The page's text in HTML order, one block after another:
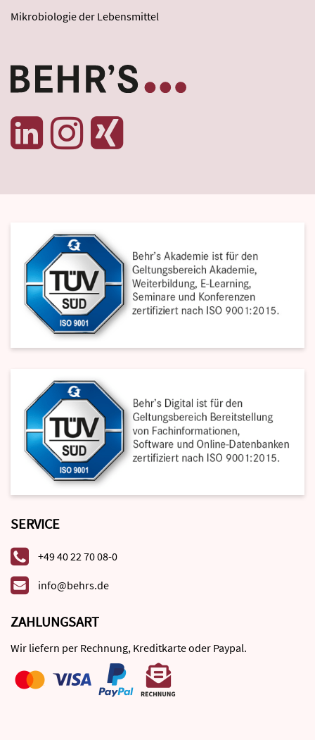
Mikrobiologie der Lebensmittel
SERVICE
+49 40 22 70 08-0
info@behrs.de
ZAHLUNGSART
Wir liefern per Rechnung, Kreditkarte oder Paypal.